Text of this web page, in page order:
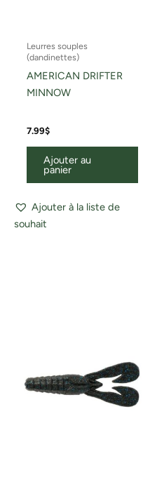
Leurres souples
(dandinettes)
AMERICAN DRIFTER
MINNOW
7.99$
Ajouter au
panier
Ajouter à la liste de
souhait
Les